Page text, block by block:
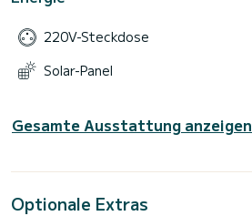
220V-Steckdose
Solar-Panel
Gesamte Ausstattung anzeigen
Optionale Extras